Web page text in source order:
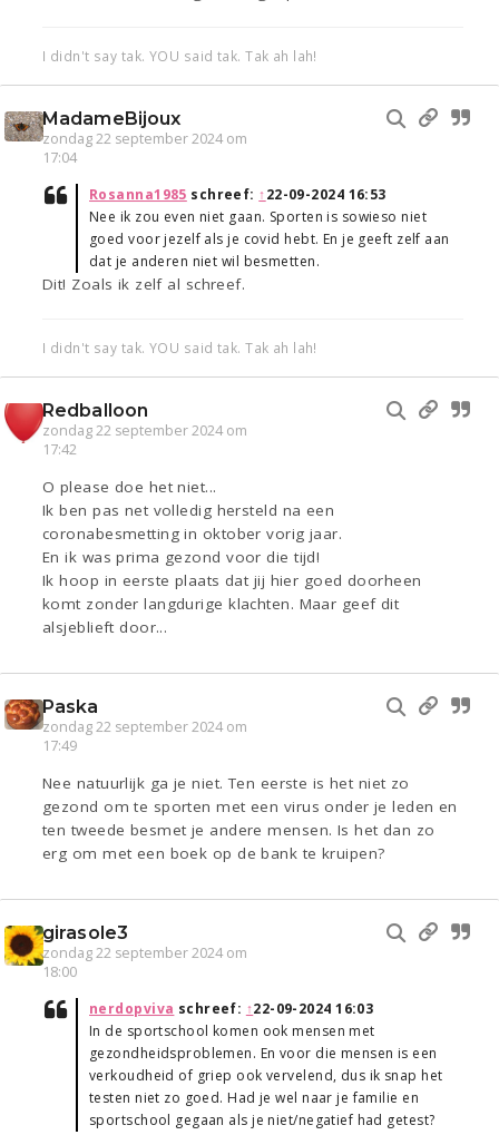
I didn't say tak. YOU said tak. Tak ah lah!
MadameBijoux
zondag 22 september 2024 om
17:04
Rosanna1985 schreef: ↑22-09-2024 16:53
Nee ik zou even niet gaan. Sporten is sowieso niet
goed voor jezelf als je covid hebt. En je geeft zelf aan
dat je anderen niet wil besmetten.
Dit! Zoals ik zelf al schreef.
I didn't say tak. YOU said tak. Tak ah lah!
Redballoon
zondag 22 september 2024 om
17:42
O please doe het niet...
Ik ben pas net volledig hersteld na een
coronabesmetting in oktober vorig jaar.
En ik was prima gezond voor die tijd!
Ik hoop in eerste plaats dat jij hier goed doorheen
komt zonder langdurige klachten. Maar geef dit
alsjeblieft door...
Paska
zondag 22 september 2024 om
17:49
Nee natuurlijk ga je niet. Ten eerste is het niet zo
gezond om te sporten met een virus onder je leden en
ten tweede besmet je andere mensen. Is het dan zo
erg om met een boek op de bank te kruipen?
girasole3
zondag 22 september 2024 om
18:00
nerdopviva schreef: ↑22-09-2024 16:03
In de sportschool komen ook mensen met
gezondheidsproblemen. En voor die mensen is een
verkoudheid of griep ook vervelend, dus ik snap het
testen niet zo goed. Had je wel naar je familie en
sportschool gegaan als je niet/negatief had getest?